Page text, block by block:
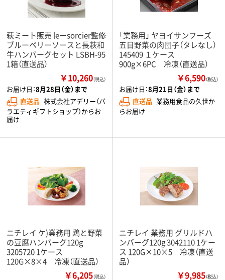
萩ミート販売 leーsorcier監修
ブルーベリーソースと長萩和
牛ハンバーグセット LSBH-95
1箱（直送品）
￥10,260（税込）
お届け日：8月28日（金）まで
直送品 株式会社アデリー（バ
ラエティギフトショップ）からお
届け
「業務用」 ヤヨイサンフーズ
五目野菜の肉団子（タレなし）
145409 １ケース
900g×6PC 冷凍（直送品）
￥6,590（税込）
お届け日：8月21日（金）まで
直送品 業務用食品の久世か
らお届け
ニチレイ ケ)業務用 鶏と野菜
の豆腐ハンバーグ120g
3205720 1ケース
120G×8×4 冷凍（直送品）
￥6,205（税込）
ニチレイ 業務用 グリルドハ
ンバーグ120g 3042110 1ケー
ス 120G×10×5 冷凍（直送
品）
￥9,985（税込）